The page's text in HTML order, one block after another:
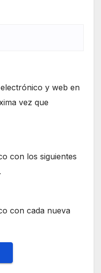
y web en
vez que
con los siguientes
con cada nueva